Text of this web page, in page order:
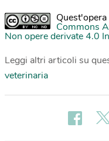
Commons
Non opere derivate 4.0
Leggi altri articoli su
veterinaria